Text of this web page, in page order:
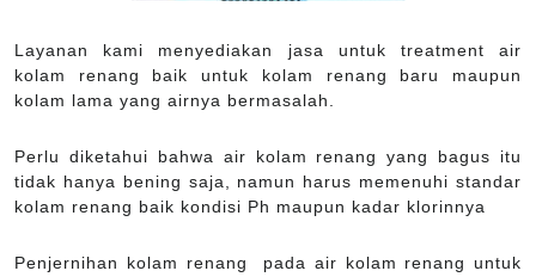
Layanan kami menyediakan jasa untuk treatment air
kolam renang baik untuk kolam renang baru maupun
kolam lama yang airnya bermasalah.
Perlu diketahui bahwa air kolam renang yang bagus itu
tidak hanya bening saja, namun harus memenuhi standar
kolam renang baik kondisi Ph maupun kadar klorinnya
Penjernihan kolam renang pada air kolam renang untuk